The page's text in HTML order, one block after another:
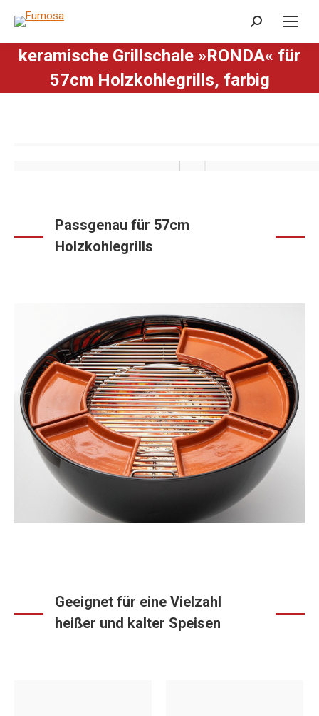
Search:
keramische Grillschale »RONDA« für
57cm Holzkohlegrills, farbig
Passgenau für 57cm
Holzkohlegrills
Geeignet für eine Vielzahl
heißer und kalter Speisen